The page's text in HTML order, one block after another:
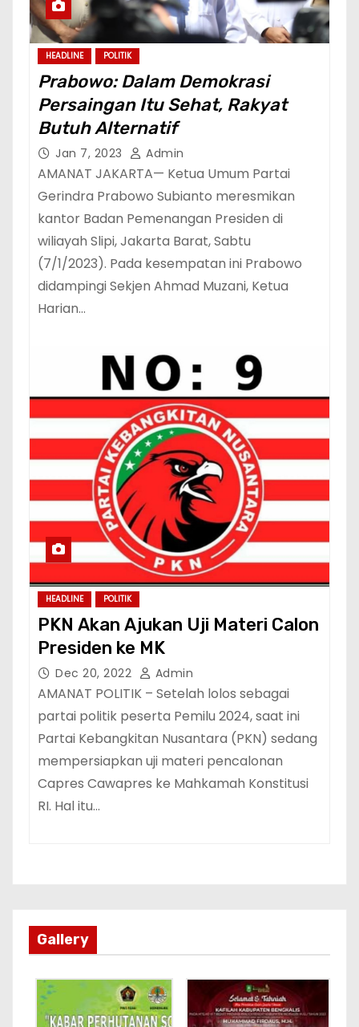
HEADLINE POLITIK
Prabowo: Dalam Demokrasi
Persaingan Itu Sehat, Rakyat
Butuh Alternatif
Jan 7, 2023 Admin
AMANAT JAKARTA— Ketua Umum Partai
Gerindra Prabowo Subianto meresmikan
kantor Badan Pemenangan Presiden di
wiliayah Slipi, Jakarta Barat, Sabtu
(7/1/2023). Pada kesempatan ini Prabowo
didampingi Sekjen Ahmad Muzani, Ketua
Harian…
HEADLINE POLITIK
PKN Akan Ajukan Uji Materi Calon
Presiden ke MK
Dec 20, 2022 Admin
AMANAT POLITIK – Setelah lolos sebagai
partai politik peserta Pemilu 2024, saat ini
Partai Kebangkitan Nusantara (PKN) sedang
mempersiapkan uji materi pencalonan
Capres Cawapres ke Mahkamah Konstitusi
RI. Hal itu…
Gallery